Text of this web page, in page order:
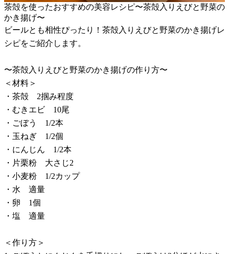
茶殻を使ったおすすめの美容レシピ〜茶殻入りえびと野菜の
かき揚げ〜
ビールとも相性ぴったり！茶殻入りえびと野菜のかき揚げレ
シピをご紹介します。
〜茶殻入りえびと野菜のかき揚げの作り方〜
＜材料＞
・茶殻 2掴み程度
・むきエビ 10尾
・ごぼう 1/2本
・玉ねぎ 1/2個
・にんじん 1/2本
・片栗粉 大さじ2
・小麦粉 1/2カップ
・水 適量
・卵 1個
・塩 適量
＜作り方＞